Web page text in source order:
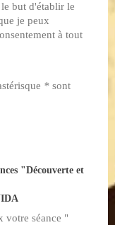
but d'établir le
je peux
à tout
* sont
"Découverte et
votre séance "